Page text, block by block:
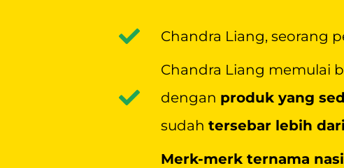
Chandra Liang, seorang
Chandra Liang memulai
dengan produk yang
sudah tersebar lebih
Merk-merk ternama